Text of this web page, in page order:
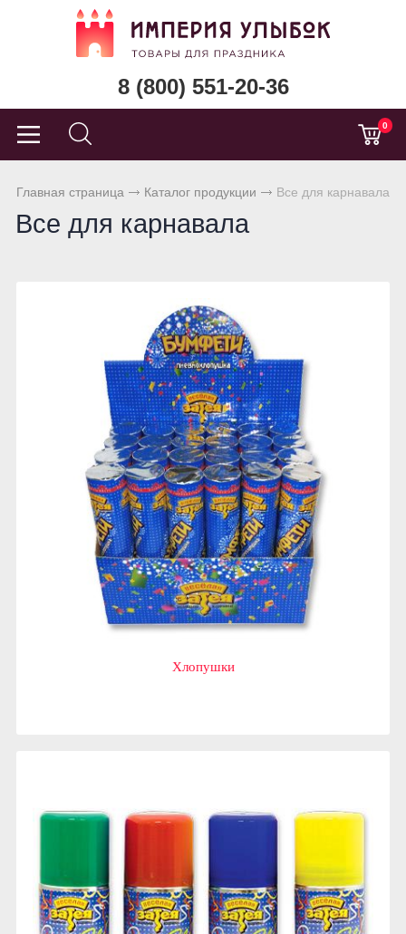
8 (800) 551-20-36
0
Главная страница Каталог продукции Все для карнавала
Все для карнавала
Хлопушки